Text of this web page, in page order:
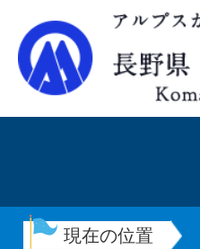
現在の位置